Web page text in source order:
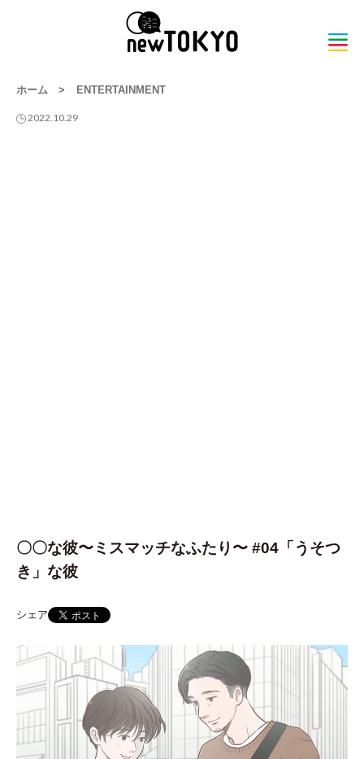
ホーム > ENTERTAINMENT
2022.10.29
〇〇な彼〜ミスマッチなふたり〜 #04「うそつ
き」な彼
シェア